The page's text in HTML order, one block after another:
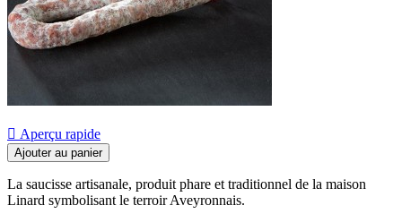
 Aperçu rapide
Ajouter au panier
La saucisse artisanale, produit phare et traditionnel de la maison
Linard symbolisant le terroir Aveyronnais.